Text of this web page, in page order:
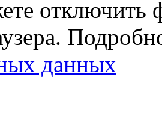
отключить
данных